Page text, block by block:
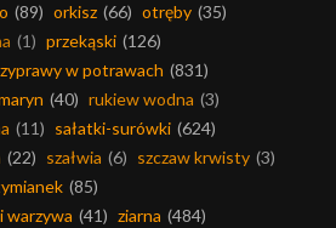
(89) orkisz (66) otręby (35)
(1) przekąski (126)
w potrawach (831)
(40) rukiew wodna (3)
(11) sałatki-surówki (624)
(22) szałwia (6) szczaw krwisty (3)
(85)
warzywa (41) ziarna (484)